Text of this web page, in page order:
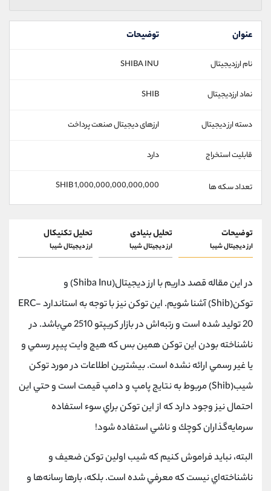
عنوان توضیحات
نام ارزدیجیتال SHIBA INU
نماد ارزدیجیتال SHIB
دسته ارز دیجیتال ارزهای دیجیتال صنعت پرداخت
قابلیت استخراج دارد
تعداد سکه ها 1,000,000,000,000,000 SHIB
توضیحات
ارز ديجيتال شیبا
تحلیل بنیادی
ارز ديجيتال شیبا
تحلیل تکنیکال
ارز ديجيتال شیبا
در اين مقاله قصد داريم با ارز ديجيتال(Shiba Inu) و
توكن(Shib) آشنا شويم. اين توكن نيز با توجه به استاندارد ERC-
20 توليد شده است و رتبه‌اش در بازار كريپتو 2510 مي‌باشد. در
ناشناخته بودن اين توكن همين بس كه هيچ وايت پيپر رسمي و
يا غير رسمي‌ ارائه نشده است. بيشترين اطلاعات در مورد توكن
شيب(Shib) مربوط به نتايج پامپ و دامپ قيمت است و حتي اين
احتمال نيز وجود دارد كه از اين توكن براي سوء استفاده
سرمايه‌گذاران كوچك و ناشي استفاده شود!
البته، نبايد فراموش كنيم كه شيب اولين توكن ضعيف و
ناشناخته‌اي نيست كه معرفي شده است. بلكه، بارها رسانه‌ها و